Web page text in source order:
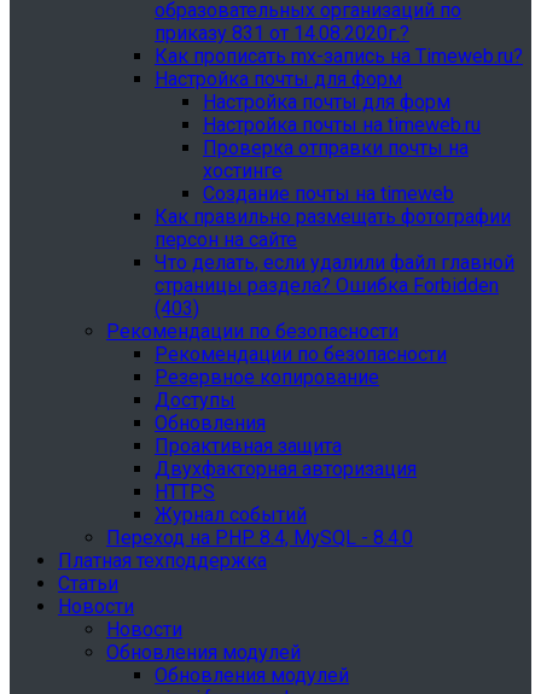
образовательных организаций по
приказу 831 от 14.08.2020г.?
Как прописать mx-запись на Timeweb.ru?
Настройка почты для форм
Настройка почты для форм
Настройка почты на timeweb.ru
Проверка отправки почты на
хостинге
Создание почты на timeweb
Как правильно размещать фотографии
персон на сайте
Что делать, если удалили файл главной
страницы раздела? Ошибка Forbidden
(403)
Рекомендации по безопасности
Рекомендации по безопасности
Резервное копирование
Доступы
Обновления
Проактивная защита
Двухфакторная авторизация
HTTPS
Журнал событий
Переход на PHP 8.4, MySQL - 8.4.0
Платная техподдержка
Статьи
Новости
Новости
Обновления модулей
Обновления модулей